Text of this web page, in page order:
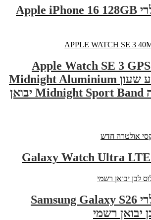
טלפון סלולרי Apple iPhone 16 128GB
שעון חכם Apple Watch SE 3 GPS
40mm צבע שעון Midnight Aluminium
צבע רצועה Midnight Sport Band יבואן
טלפון סלולרי Samsung Galaxy S26